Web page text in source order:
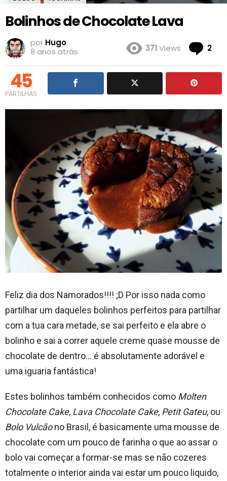
Bolinhos de Chocolate Lava
por Hugo
8 anos atrás
371 Views 2
45
PARTILHAS
Feliz dia dos Namorados!!!! ;D Por isso nada como
partilhar um daqueles bolinhos perfeitos para partilhar
com a tua cara metade, se sai perfeito e ela abre o
bolinho e sai a correr aquele creme quase mousse de
chocolate de dentro… é absolutamente adorável e
uma iguaria fantástica!
Estes bolinhos também conhecidos como Molten
Chocolate Cake, Lava Chocolate Cake, Petit Gateu, ou
Bolo Vulcãono Brasil, é basicamente uma mousse de
chocolate com um pouco de farinha o que ao assar o
bolo vai começar a formar-se mas se não cozeres
totalmente o interior ainda vai estar um pouco liquido,